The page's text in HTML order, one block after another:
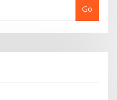
Go